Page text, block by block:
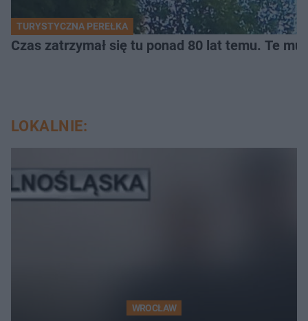
TURYSTYCZNA PEREŁKA
Czas zatrzymał się tu ponad 80 lat temu. Te
LOKALNIE:
WROCŁAW